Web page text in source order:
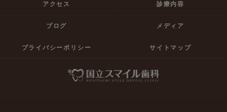
アクセス 診療内容
ブログ メディア
プライバシーポリシー サイトマップ